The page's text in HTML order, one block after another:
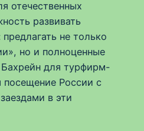
отечественных
развивать
не только
но и полноценные
для турфирм-
посещение России с
в эти